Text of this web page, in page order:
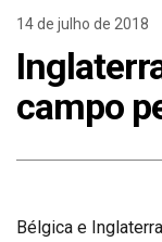
14 de julho de 2018
campo
Bélgica e